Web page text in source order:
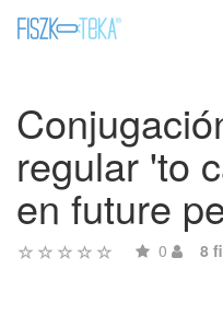
regular 'to
en future
0 8